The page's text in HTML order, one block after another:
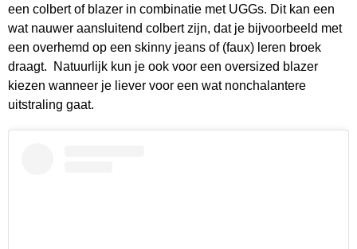
een colbert of blazer in combinatie met UGGs. Dit kan een
wat nauwer aansluitend colbert zijn, dat je bijvoorbeeld met
een overhemd op een skinny jeans of (faux) leren broek
draagt. Natuurlijk kun je ook voor een oversized blazer
kiezen wanneer je liever voor een wat nonchalantere
uitstraling gaat.